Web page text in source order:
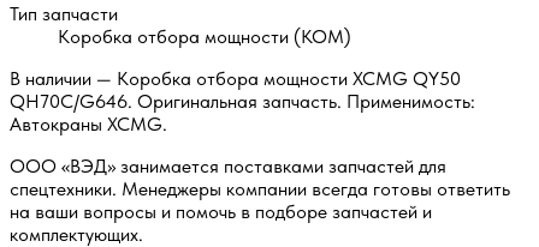
Тип запчасти
Коробка отбора мощности (КОМ)
В наличии — Коробка отбора мощности XCMG QY50
QH70C/G646. Оригинальная запчасть. Применимость:
Автокраны XCMG.
ООО «ВЭД» занимается поставками запчастей для
спецтехники. Менеджеры компании всегда готовы ответить
на ваши вопросы и помочь в подборе запчастей и
комплектующих.